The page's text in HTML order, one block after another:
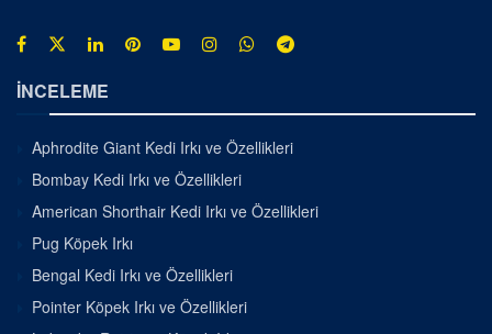
İNCELEME
Aphrodite Giant Kedi Irkı ve Özellikleri
Bombay Kedi Irkı ve Özellikleri
American Shorthair Kedi Irkı ve Özellikleri
Pug Köpek Irkı
Bengal Kedi Irkı ve Özellikleri
Pointer Köpek Irkı ve Özellikleri